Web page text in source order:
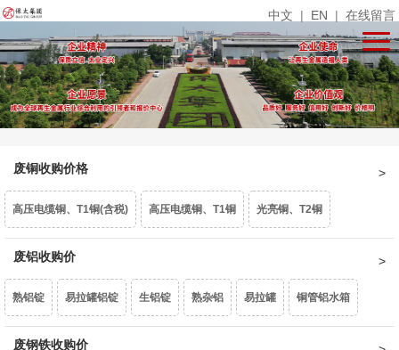
中文 | EN | 在线留言
废铜收购价格
高压电缆铜、T1铜(含税) 高压电缆铜、T1铜 光亮铜、T2铜
单线光亮铜
废紫杂铜、热水器（乘品位） 锡青铜95、663（乘品位） 机铜
废铝收购价
熟铝锭 易拉罐铝锭 生铝锭 熟杂铝 易拉罐 铜管铝水箱
1系白料 6063白料
废钢铁收购价